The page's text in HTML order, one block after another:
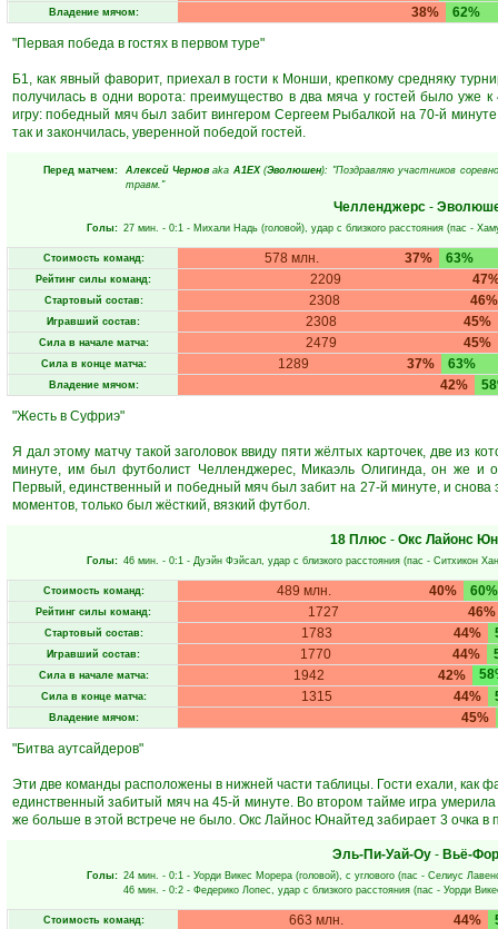
Владение мячом: 38%
62%
"Первая победа в гостях в первом туре"
Б1, как явный фаворит, приехал в гости к Монши, крепкому средняку
получилась в одни ворота: преимущество в два мяча у гостей было
игру: победный мяч был забит вингером Сергеем Рыбалкой на 70-й
так и закончилась, уверенной победой гостей.
Перед матчем: Алексей Чернов aka А1ЕХ (Эволюшен): "Поздравляю участников
травм."
Челленджерс -
Голы: 27 мин. - 0:1 - Михали Надь (головой), удар с близкого расстояния (пас -
Стоимость команд: 37%
578 млн. 63%
Рейтинг силы команд: 2209
Стартовый состав: 46%
2308
Игравший состав: 45%
2308
Сила в начале матча: 45%
2479
Сила в конце матча: 37%
1289 63%
Владение мячом: 42%
"Жесть в Суфриэ"
Я дал этому матчу такой заголовок ввиду пяти жёлтых карточек, две из
минуте, им был футболист Челленджерес, Микаэль Олигинда, он же и
Первый, единственный и победный мяч был забит на 27-й минуте, и
моментов, только был жёсткий, вязкий футбол.
18 Плюс- Окс Лайонс
Голы: 46 мин. - 0:1 - Дуэйн Фэйсал, удар с близкого расстояния (пас - Ситхикон
Стоимость команд: 40%
489 млн. 60%
Рейтинг силы команд: 46%
1727
Стартовый состав: 44%
1783
Игравший состав: 44%
1770
Сила в начале матча: 42%
1942
Сила в конце матча: 44%
1315
Владение мячом:
45%
"Битва аутсайдеров"
Эти две команды расположены в нижней части таблицы. Гости ехали, как
единственный забитый мяч на 45-й минуте. Во втором тайме игра
же больше в этой встрече не было. Окс Лайнос Юнайтед забирает 3 очка в
Эль-Пи-Уай-Оу- Вьё-
Голы: 24 мин. - 0:1 - Уорди Викес Морера (головой), с углового (пас - Селиус
46 мин. - 0:2 - Федерико Лопес, удар с близкого расстояния (пас - Уорди
Стоимость команд: 44%
663 млн.